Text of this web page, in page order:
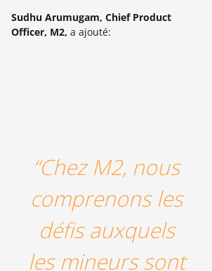
Sudhu Arumugam, Chief Product
Officer, M2, a ajouté:
“Chez M2, nous
comprenons les
défis auxquels
les mineurs sont